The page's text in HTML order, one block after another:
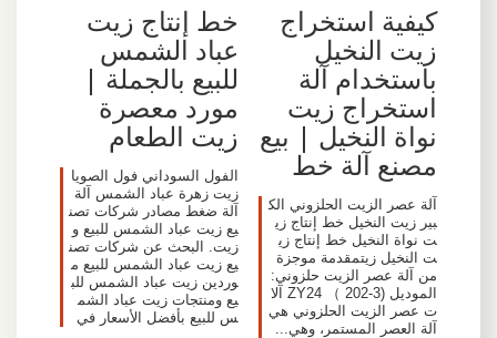
كيفية استخراج
زيت النخيل
باستخدام آلة
استخراج زيت
نواة النخيل | بيع
مصنع آلة خط
آلة عصر الزيت الحلزوني الك
بير زيت النخيل خط إنتاج زي
ت نواة النخيل خط إنتاج زي
ت النخيل زيتمقدمة موجزة
من آلة عصر الزيت حلزوني:
الموديل (ZY24 （ 202-3 آلا
ت عصر الزيت الحلزوني هي
آلة العصر المستمر، وهي...
خط إنتاج زيت
عباد الشمس
للبيع بالجملة |
مورد معصرة
زيت الطعام
الفول السوداني فول الصويا
زيت زهرة عباد الشمس آلة
آلة ضغط مصادر شركات تصن
يع زيت عباد الشمس للبيع و
زيت. البحث عن شركات تصن
يع زيت عباد الشمس للبيع م
وردين زيت عباد الشمس للب
يع ومنتجات زيت عباد الشم
س للبيع بأفضل الأسعار في